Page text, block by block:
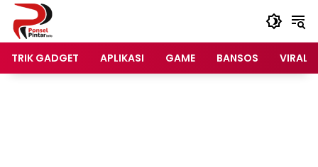
Langsung
konten
TRIK GADGET
APLIKASI GAME BANSOS VIRAL